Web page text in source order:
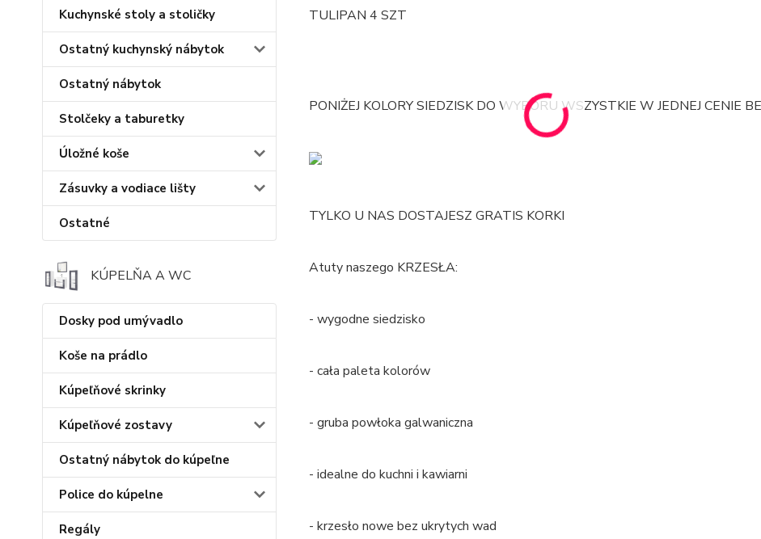
Kuchynské stoly a stoličky
Ostatný kuchynský nábytok
Ostatný nábytok
Stolčeky a taburetky
Úložné koše
Zásuvky a vodiace lišty
Ostatné
KÚPELŇA A WC
Dosky pod umývadlo
Koše na prádlo
Kúpeľňové skrinky
Kúpeľňové zostavy
Ostatný nábytok do kúpeľne
Police do kúpelne
Regály
TULIPAN 4 SZT
PONIŻEJ KOLORY SIEDZISK DO WYBORU WSZYSTKIE W JEDNEJ CENIE
TYLKO U NAS DOSTAJESZ GRATIS KORKI
Atuty naszego KRZESŁA:
- wygodne siedzisko
- cała paleta kolorów
- gruba powłoka galwaniczna
- idealne do kuchni i kawiarni
- krzesło nowe bez ukrytych wad